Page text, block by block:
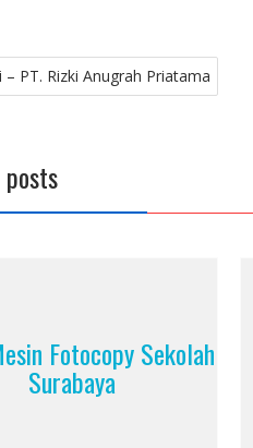
– PT. Rizki Anugrah Priatama
Fotocopy Sekolah
Surabaya